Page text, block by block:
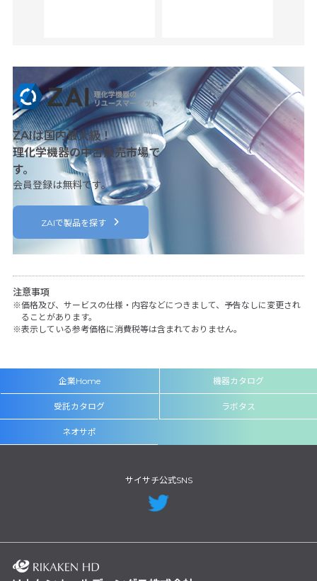
ZAIは国内最大級！
理化学機器の中古販売市場で
す。
会員登録は無料です。
ZAIで製品を探す
注意事項
価格及び、サービスの仕様・内容などにつきまして、予告なしに変更され
ることがあります。
表示している参考価格に消費税等は含まれておりません。
企業Home 機器カタログ
受託カタログ ラボタス
ネオサポ
サイサチ公式SNS